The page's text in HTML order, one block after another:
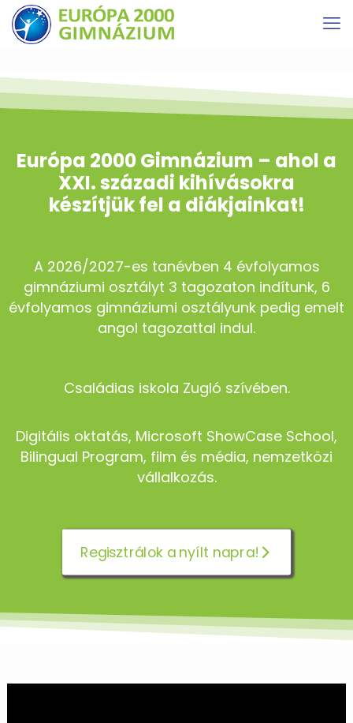
Európa 2000 Gimnázium – ahol a
XXI. századi kihívásokra
készítjük fel a diákjainkat!
A 2026/2027-es tanévben 4 évfolyamos
gimnáziumi osztályt 3 tagozaton indítunk, 6
évfolyamos gimnáziumi osztályunk pedig emelt
angol tagozattal indul.
Családias iskola Zugló szívében.
Digitális oktatás, Microsoft ShowCase School,
Bilingual Program, film és média, nemzetközi
vállalkozás.
Regisztrálok a nyílt napra!